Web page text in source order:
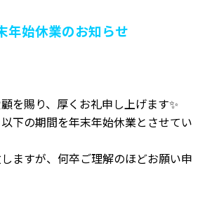
年始休業のお知らせ
を賜り、厚くお礼申し上げます✨
下の期間を年末年始休業とさせてい
ますが、何卒ご理解のほどお願い申